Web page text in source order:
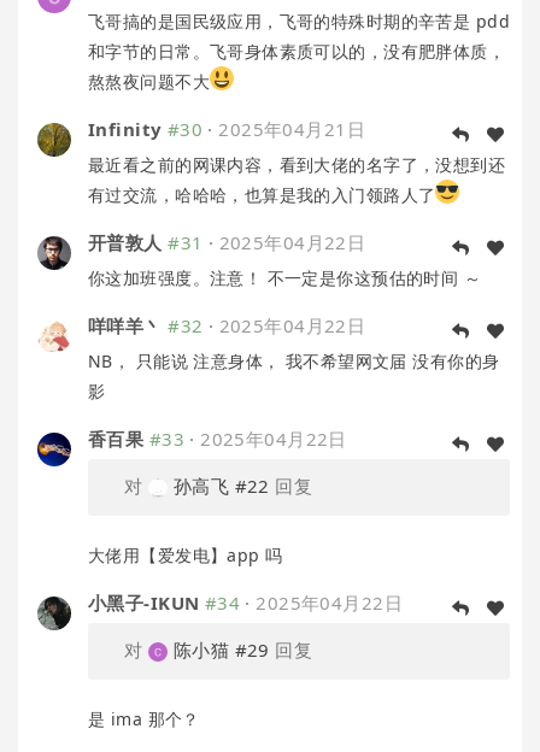
飞哥搞的是国民级应用，飞哥的特殊时期的辛苦是 pdd
和字节的日常。飞哥身体素质可以的，没有肥胖体质，
熬熬夜问题不大
Infinity #30 ·2025年04月21日
最近看之前的网课内容，看到大佬的名字了，没想到还
有过交流，哈哈哈，也算是我的入门领路人了
开普敦人 #31 · 2025年04月22日
你这加班强度。注意！ 不一定是你这预估的时间 ～
咩咩羊丶 #32 · 2025年04月22日
NB， 只能说 注意身体， 我不希望网文届 没有你的身
影
香百果 #33 ·2025年04月22日
对
孙高飞 #22 回复
大佬用【爱发电】app 吗
小黑子-IKUN #34 ·2025年04月22日
对
陈小猫 #29 回复
是 ima 那个？